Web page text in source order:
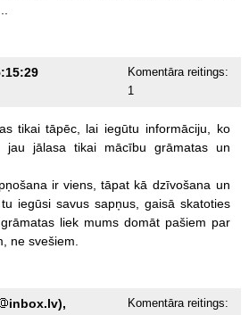
Komentāra reitings:
1
tikai tāpēc, lai iegūtu informāciju,
ko
jau jālasa tikai mācību grāmatas un
ir viens, tāpat kā dzīvošana un
tu iegūsi savus sapņus, gaisā skatoties
grāmatas liek mums domāt pašiem par
ne svešiem.
inbox.lv), Komentāra reitings: